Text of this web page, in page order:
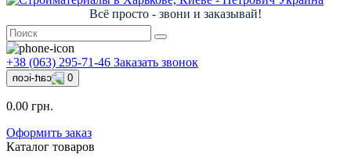
Всё просто - звони и заказывай!
+38 (063) 295-71-46 Заказать звонок
0
0.00 грн.
Оформить заказ
Каталог товаров